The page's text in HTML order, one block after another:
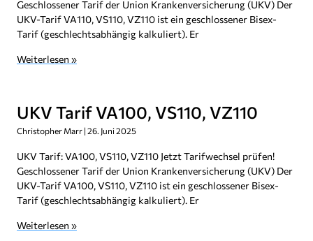
Geschlossener Tarif der Union Krankenversicherung (UKV) Der
UKV-Tarif VA110, VS110, VZ110 ist ein geschlossener Bisex-
Tarif (geschlechtsabhängig kalkuliert). Er
Weiterlesen »
UKV Tarif VA100, VS110, VZ110
Christopher Marr 26. Juni 2025
UKV Tarif: VA100, VS110, VZ110 Jetzt Tarifwechsel prüfen!
Geschlossener Tarif der Union Krankenversicherung (UKV) Der
UKV-Tarif VA100, VS110, VZ110 ist ein geschlossener Bisex-
Tarif (geschlechtsabhängig kalkuliert). Er
Weiterlesen »